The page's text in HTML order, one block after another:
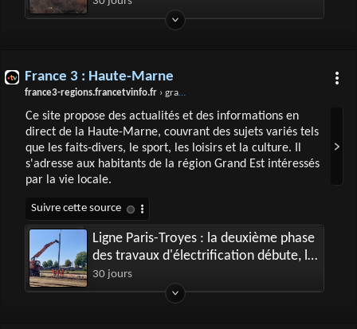
lorrain
France 3 : Haute-Marne
france3-regions.francetvinfo.fr › grand-est › haute-marne
Ce site propose des actualités et des informations en
direct de la Haute-Marne, couvrant des sujets variés tels
que les faits-divers, le sport, les loisirs et la culture. Il
s'adresse aux habitants de la région Grand Est intéressés
par la vie locale.
Ligne Paris-Troyes : la deuxième phase
des travaux d'électrification débute, le
trafic des trains perturbé, "c'est le plus
important chantier"
30 jours